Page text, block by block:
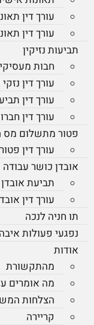
עורך דין
עורך דין
תביעות נזיקין
חבות
עורך דין נזקי
עורך דין
עורך דין
פטור מתשלום מס
עורך דין
אובדן כושר עבודה
תביעת
עורך דין
תו חניה לנכה
נפגעי פעולות איבה
אודות
מהתקשורת
מה אומרים
הצלחות
קריירה